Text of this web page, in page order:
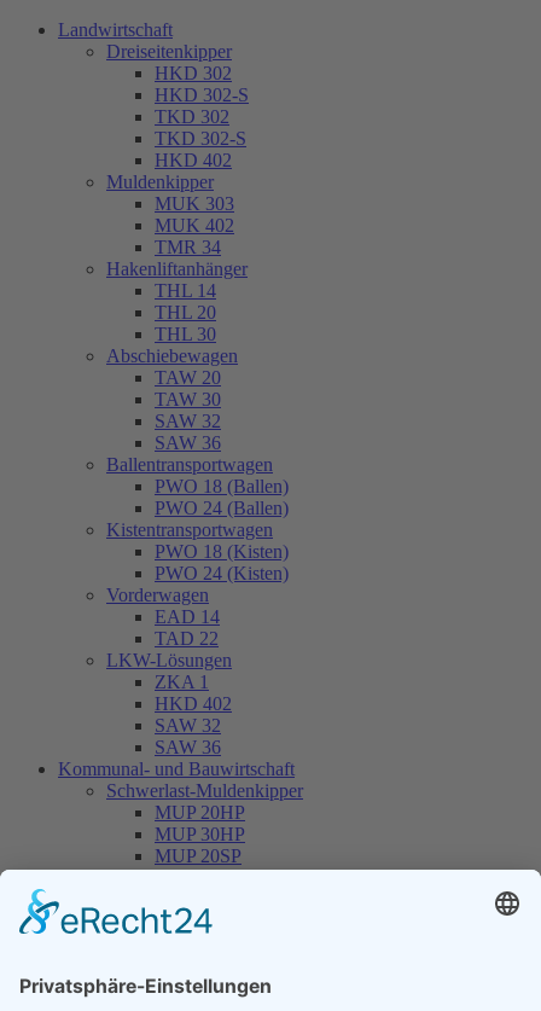
Landwirtschaft
Dreiseitenkipper
HKD 302
HKD 302-S
TKD 302
TKD 302-S
HKD 402
Muldenkipper
MUK 303
MUK 402
TMR 34
Hakenliftanhänger
THL 14
THL 20
THL 30
Abschiebewagen
TAW 20
TAW 30
SAW 32
SAW 36
Ballentransportwagen
PWO 18 (Ballen)
PWO 24 (Ballen)
Kistentransportwagen
PWO 18 (Kisten)
PWO 24 (Kisten)
Vorderwagen
EAD 14
TAD 22
LKW-Lösungen
ZKA 1
HKD 402
SAW 32
SAW 36
Kommunal- und Bauwirtschaft
Schwerlast-Muldenkipper
MUP 20HP
MUP 30HP
MUP 20SP
THL 14
Container